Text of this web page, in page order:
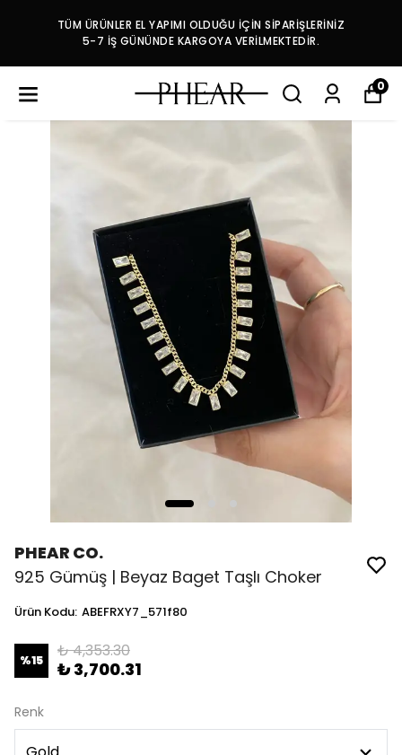
TÜM ÜRÜNLER EL YAPIMI OLDUĞU İÇİN SİPARİŞLERİNİZ
5-7 İŞ GÜNÜNDE KARGOYA VERİLMEKTEDİR.
0
PHEAR CO.
925 Gümüş | Beyaz Baget Taşlı Choker
Ürün Kodu: ABEFRXY7_571f80
%15 ₺ 4,353.30
₺ 3,700.31
Renk